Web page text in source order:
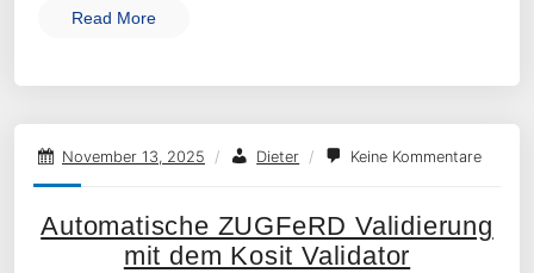
Read More
November 13, 2025 / Dieter / Keine Kommentare
Automatische ZUGFeRD Validierung
mit dem Kosit Validator